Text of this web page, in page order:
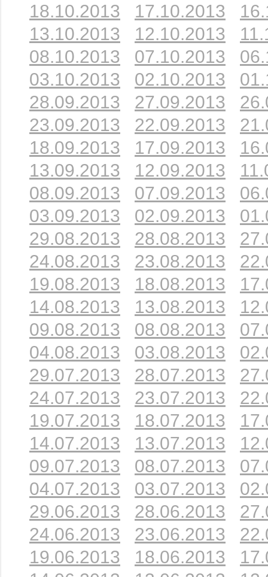
18.10.2013
17.10.2013
13.10.2013
12.10.2013
08.10.2013
07.10.2013
03.10.2013
02.10.2013
28.09.2013
27.09.2013
23.09.2013
22.09.2013
18.09.2013
17.09.2013
13.09.2013
12.09.2013
08.09.2013
07.09.2013
03.09.2013
02.09.2013
29.08.2013
28.08.2013
24.08.2013
23.08.2013
19.08.2013
18.08.2013
14.08.2013
13.08.2013
09.08.2013
08.08.2013
04.08.2013
03.08.2013
29.07.2013
28.07.2013
24.07.2013
23.07.2013
19.07.2013
18.07.2013
14.07.2013
13.07.2013
09.07.2013
08.07.2013
04.07.2013
03.07.2013
29.06.2013
28.06.2013
24.06.2013
23.06.2013
19.06.2013
18.06.2013